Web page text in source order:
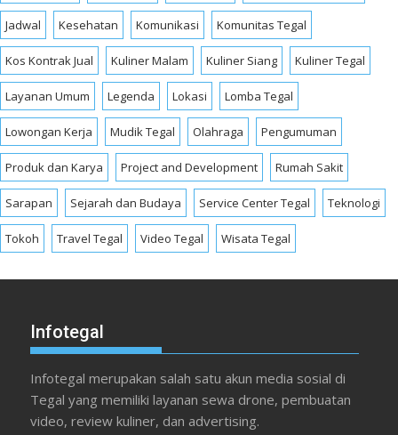
Jadwal Kesehatan Komunikasi Komunitas Tegal
Kos Kontrak Jual Kuliner Malam Kuliner Siang Kuliner Tegal
Layanan Umum Legenda Lokasi Lomba Tegal
Lowongan Kerja Mudik Tegal Olahraga Pengumuman
Produk dan Karya Project and Development Rumah Sakit
Sarapan Sejarah dan Budaya Service Center Tegal Teknologi
Tokoh Travel Tegal Video Tegal Wisata Tegal
Infotegal
Infotegal merupakan salah satu akun media sosial di
Tegal yang memiliki layanan sewa drone, pembuatan
video, review kuliner, dan advertising.